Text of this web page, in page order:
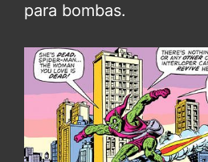
para bombas.